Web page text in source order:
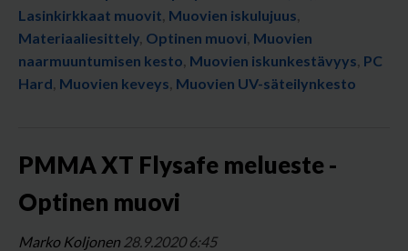
Lasinkirkkaat muovit, Muovien iskulujuus,
Materiaaliesittely, Optinen muovi, Muovien
naarmuuntumisen kesto, Muovien iskunkestävyys, PC
Hard, Muovien keveys, Muovien UV-säteilynkesto
PMMA XT Flysafe melueste -
Optinen muovi
Marko Koljonen 28.9.2020 6:45